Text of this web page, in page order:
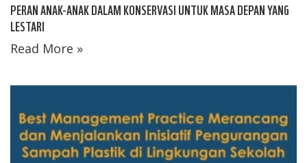
PERAN ANAK-ANAK DALAM KONSERVASI UNTUK MASA DEPAN YANG
LESTARI
Read More »